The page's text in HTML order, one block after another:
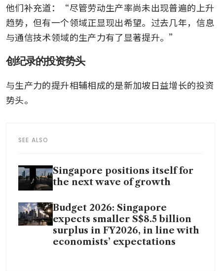
他们补充道：“尽管劳动生产率尚未出现普遍的上升
趋势，但有一个领域正显现出希望。过去几年，信息
与通信技术领域的生产力有了显著提升。”
创纪录的投资势头
与生产力的提升相辅相成的是新加坡日益增长的投资
势头。
SEE ALSO
Singapore positions itself for
the next wave of growth
Budget 2026: Singapore
expects smaller S$8.5 billion
surplus in FY2026, in line with
economists’ expectations